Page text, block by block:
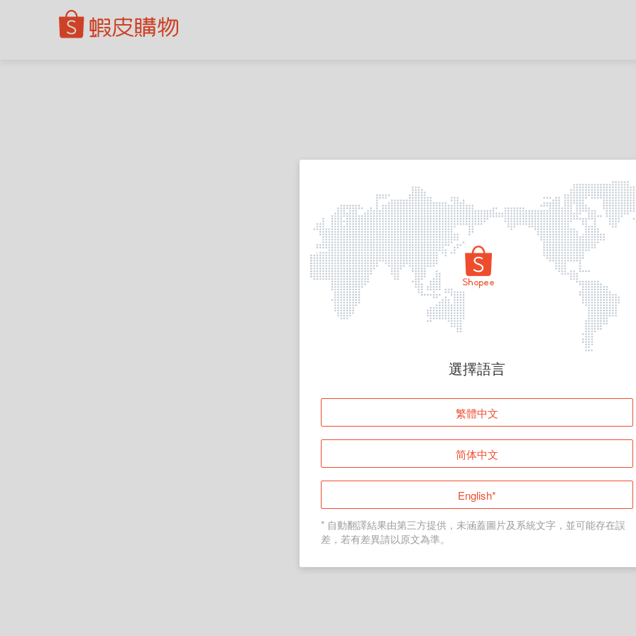
頁面無法顯示
登入
返回首頁
選擇語言
繁體中文
简体中文
English*
* 自動翻譯結果由第三方提供，未涵蓋圖片及系統文字，並可能存在誤
差，若有差異請以原文為準。